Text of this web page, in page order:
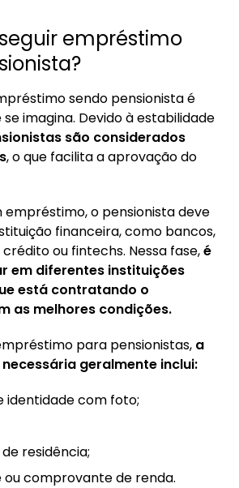
empréstimo
sendo pensionista é
imagina. Devido à estabilidade
são considerados
, o que facilita a aprovação do
empréstimo, o pensionista deve
financeira, como bancos,
ou fintechs. Nessa fase,é
em diferentes instituições
está contratando o
as melhores condições.
para pensionistas, a
geralmente inclui:
identidade com foto;
residência;
comprovante de renda.